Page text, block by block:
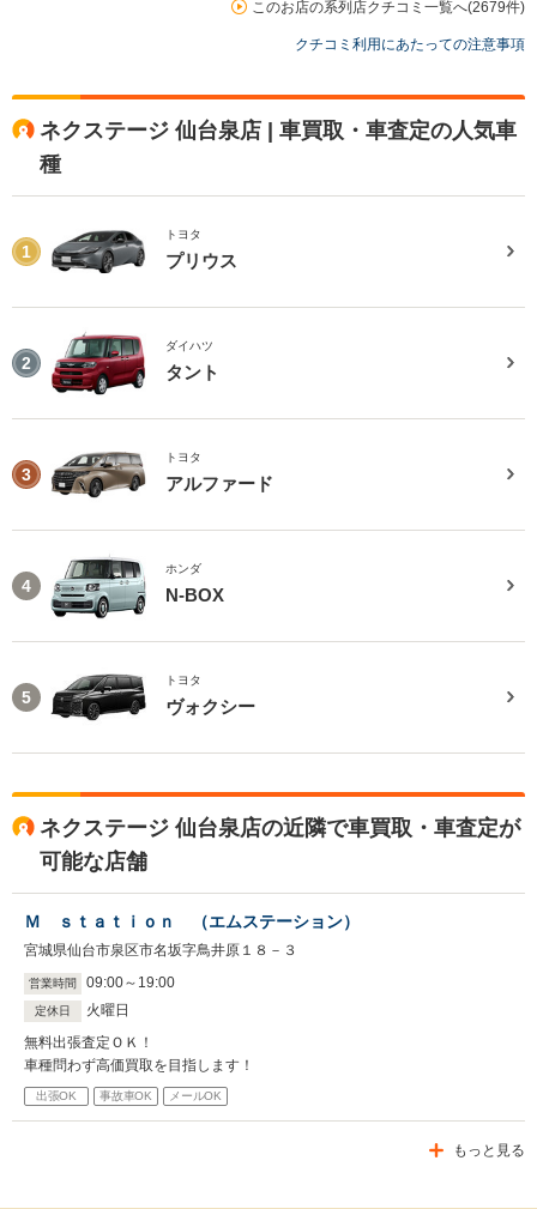
このお店の系列店クチコミ一覧へ(2679件)
クチコミ利用にあたっての注意事項
ネクステージ 仙台泉店 | 車買取・車査定の人気車
種
1
トヨタ
プリウス
2
ダイハツ
タント
3
トヨタ
アルファード
4
ホンダ
N-BOX
5
トヨタ
ヴォクシー
ネクステージ 仙台泉店の近隣で車買取・車査定が
可能な店舗
Ｍ ｓｔａｔｉｏｎ （エムステーション）
宮城県仙台市泉区市名坂字鳥井原１８－３
営業時間 09:00～ 19:00
定休日
火曜日
無料出張査定ＯＫ！
車種問わず高価買取を目指します！
出張OK 事故車OK メールOK
もっと見る